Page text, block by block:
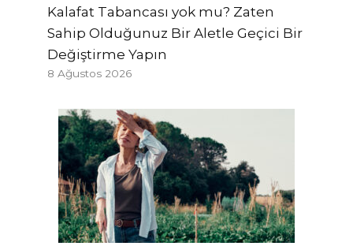
Kalafat Tabancası yok mu? Zaten
Sahip Olduğunuz Bir Aletle Geçici Bir
Değiştirme Yapın
8 Ağustos 2026